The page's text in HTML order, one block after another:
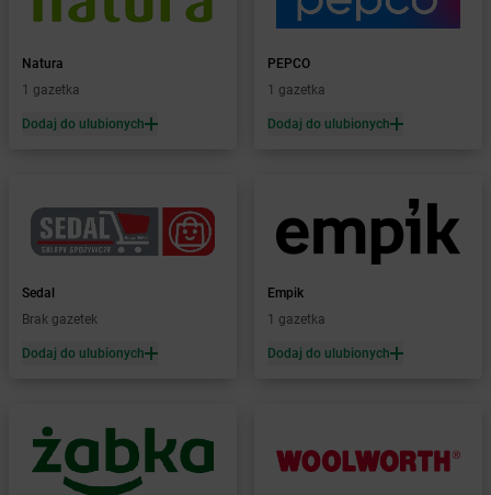
Biskupice
Żabka
Żabka Blachownia
Żabka Błażejewo
Żabka Blok Dobryszyce
Żabka Błonie
Żabka
Żabka Bobowa
Żabka Bobrek
Żabka
Bodzechów
Żabka Bodzentyn
Bogatki
Natura
1 gazetka
Dodaj do ulubionych
PEPCO
1 gazetka
Dodaj do ulubionych
Sedal
Brak gazetek
Dodaj do ulubionych
Empik
1 gazetka
Dodaj do ulubionych